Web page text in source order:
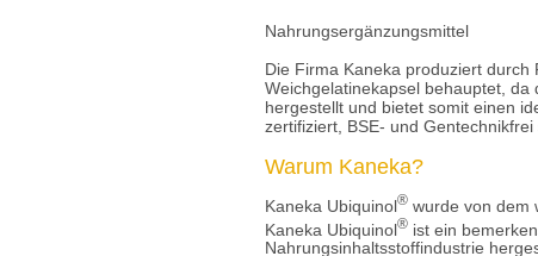
Nahrungsergänzungsmittel
Die Firma Kaneka produziert
Weichgelatinekapsel behauptet,
hergestellt und bietet somit einen
zertifiziert, BSE- und Gentechnikfrei
Warum Kaneka?
Kaneka Ubiquinol® wurde von dem
Kaneka Ubiquinol® ist ein
Nahrungsinhaltsstoffindustrie